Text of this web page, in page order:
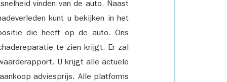
vinden van de auto. Naast
kunt u bekijken in het
die heeft op de auto. Ons
te zien krijgt. Er zal
U krijgt alle actuele
adviesprijs. Alle platforms